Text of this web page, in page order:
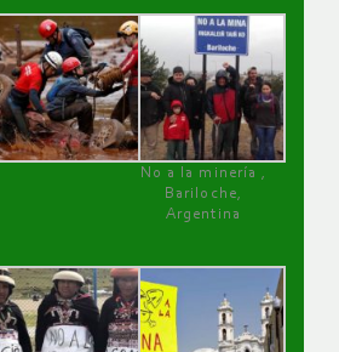
No a la minería ,
Bariloche,
Argentina